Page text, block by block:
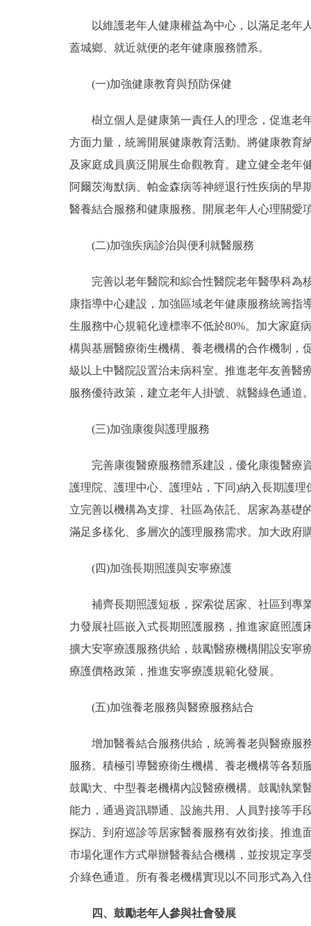
以維護老年人健康權益為中心，以滿足老年人
蓋城鄉、就近就便的老年健康服務體系。
(一)加強健康教育與預防保健
樹立個人是健康第一責任人的理念，促進老年
方面力量，統籌開展健康教育活動。將健康教育
及家庭成員廣泛開展生命觀教育。建立健全老
阿爾茨海默病、帕金森病等神經退行性疾病的早
醫養結合服務和健康服務。開展老年人心理關愛
(二)加強疾病診治與便利就醫服務
完善以老年醫院和綜合性醫院老年醫學科為核
康指導中心建設，加強區域老年健康服務統籌指
生服務中心規範化達標率不低於80%。加大家庭
構與基層醫療衛生機構、養老機構的合作機制，
級以上中醫院設置治未病科室。推進老年友善醫
服務優待政策，建立老年人掛號、就醫綠色通道
(三)加強康復與護理服務
完善康復醫療服務體系建設，優化康復醫療資
護理院、護理中心、護理站，下同)納入長期護
立完善以機構為支撐、社區為依託、居家為基礎
滿足多樣化、多層次的護理服務需求。加大政府
(四)加強長期照護與安寧療護
補齊長期照護短板，探索從居家、社區到專業
力發展社區嵌入式長期照護服務，推進家庭照護
擴大安寧療護服務供給，鼓勵醫療機構開設安寧
療護價格政策，推進安寧療護規範化發展。
(五)加強養老服務與醫療服務結合
增加醫養結合服務供給，統籌養老與醫療服務
服務。積極引導醫療衛生機構、養老機構等各
鼓勵大、中型養老機構內設醫療機構。鼓勵執業
能力，通過資訊聯通、設施共用、人員對接等手
探訪、到府巡診等居家醫養服務有效銜接。推進
市場化運作方式舉辦醫養結合機構，並按規定享
介綠色通道。所有養老機構實現以不同形式為入
四、鼓勵老年人參與社會發展